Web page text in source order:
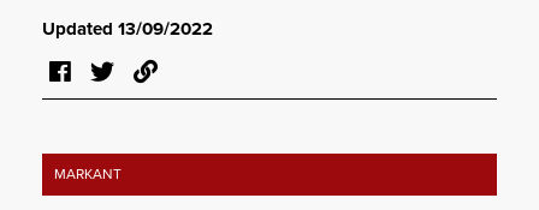
Updated 13/09/2022
MARKANT